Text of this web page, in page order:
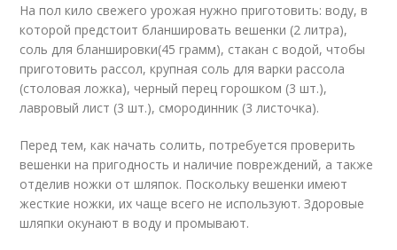
На пол кило свежего урожая нужно приготовить: воду, в
которой предстоит бланшировать вешенки (2 литра),
соль для бланшировки(45 грамм), стакан с водой, чтобы
приготовить рассол, крупная соль для варки рассола
(столовая ложка), черный перец горошком (3 шт.),
лавровый лист (3 шт.), смородинник (3 листочка).
Перед тем, как начать солить, потребуется проверить
вешенки на пригодность и наличие повреждений, а также
отделив ножки от шляпок. Поскольку вешенки имеют
жесткие ножки, их чаще всего не используют. Здоровые
шляпки окунают в воду и промывают.